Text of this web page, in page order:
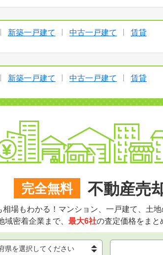
新築一戸建て 中古一戸建て 賃貸
新築一戸建て 中古一戸建て 賃貸
完全無料 不動産売
相場もわかる！マンション、一戸建て、土地
域密着企業まで、 最大6社の査定価格をまと